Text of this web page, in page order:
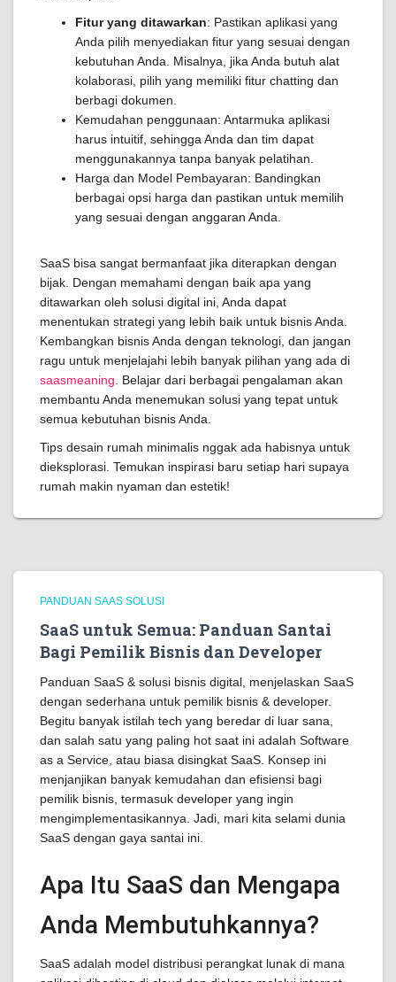
Fitur yang ditawarkan: Pastikan aplikasi yang
Anda pilih menyediakan fitur yang sesuai dengan
kebutuhan Anda. Misalnya, jika Anda butuh alat
kolaborasi, pilih yang memiliki fitur chatting dan
berbagi dokumen.
Kemudahan penggunaan: Antarmuka aplikasi
harus intuitif, sehingga Anda dan tim dapat
menggunakannya tanpa banyak pelatihan.
Harga dan Model Pembayaran: Bandingkan
berbagai opsi harga dan pastikan untuk memilih
yang sesuai dengan anggaran Anda.
SaaS bisa sangat bermanfaat jika diterapkan dengan
bijak. Dengan memahami dengan baik apa yang
ditawarkan oleh solusi digital ini, Anda dapat
menentukan strategi yang lebih baik untuk bisnis Anda.
Kembangkan bisnis Anda dengan teknologi, dan jangan
ragu untuk menjelajahi lebih banyak pilihan yang ada di
saasmeaning . Belajar dari berbagai pengalaman akan
membantu Anda menemukan solusi yang tepat untuk
semua kebutuhan bisnis Anda.
Tips desain rumah minimalis nggak ada habisnya untuk
dieksplorasi. Temukan inspirasi baru setiap hari supaya
rumah makin nyaman dan estetik!
PANDUAN SAAS SOLUSI
SaaS untuk Semua: Panduan Santai
Bagi Pemilik Bisnis dan Developer
Panduan SaaS & solusi bisnis digital, menjelaskan SaaS
dengan sederhana untuk pemilik bisnis & developer.
Begitu banyak istilah tech yang beredar di luar sana,
dan salah satu yang paling hot saat ini adalah Software
as a Service, atau biasa disingkat SaaS. Konsep ini
menjanjikan banyak kemudahan dan efisiensi bagi
pemilik bisnis, termasuk developer yang ingin
mengimplementasikannya. Jadi, mari kita selami dunia
SaaS dengan gaya santai ini.
Apa Itu SaaS dan Mengapa
Anda Membutuhkannya?
SaaS adalah model distribusi perangkat lunak di mana